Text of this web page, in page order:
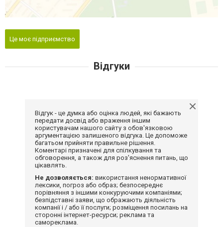
Це моє підприємство
Відгуки
Відгук - це думка або оцінка людей, які бажають
передати досвід або враження іншим
користувачам нашого сайту з обов'язковою
аргументацією залишеного відгука. Це допоможе
багатьом прийняти правильне рішення.
Коментарі призначені для спілкування та
обговорення, а також для роз'яснення питань, що
цікавлять.
Не дозволяється: використання ненормативної
лексики, погроз або образ; безпосереднє
порівняння з іншими конкуруючими компаніями;
безпідставні заяви, що ображають діяльність
компанії і / або її послуги; розміщення посилань на
сторонні інтернет-ресурси; реклама та
самореклама.